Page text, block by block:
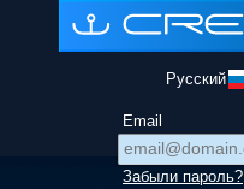
Русский
Email
Забыли пароль?